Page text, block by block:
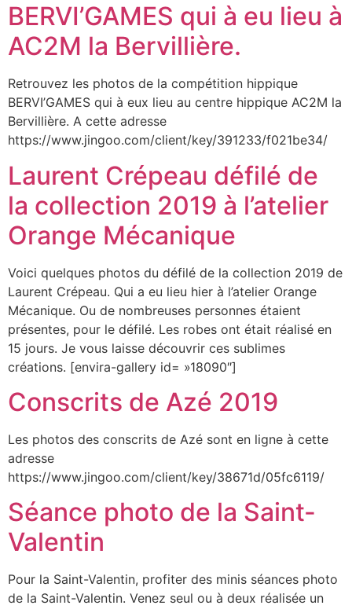
BERVI’GAMES qui à eu lieu à
AC2M la Bervillière.
Retrouvez les photos de la compétition hippique
BERVI’GAMES qui à eux lieu au centre hippique AC2M la
Bervillière. A cette adresse
https://www.jingoo.com/client/key/391233/f021be34/
Laurent Crépeau défilé de
la collection 2019 à l’atelier
Orange Mécanique
Voici quelques photos du défilé de la collection 2019 de
Laurent Crépeau. Qui a eu lieu hier à l’atelier Orange
Mécanique. Ou de nombreuses personnes étaient
présentes, pour le défilé. Les robes ont était réalisé en
15 jours. Je vous laisse découvrir ces sublimes
créations. [envira-gallery id= »18090″]
Conscrits de Azé 2019
Les photos des conscrits de Azé sont en ligne à cette
adresse
https://www.jingoo.com/client/key/38671d/05fc6119/
Séance photo de la Saint-
Valentin
Pour la Saint-Valentin, profiter des minis séances photo
de la Saint-Valentin. Venez seul ou à deux réalisée un